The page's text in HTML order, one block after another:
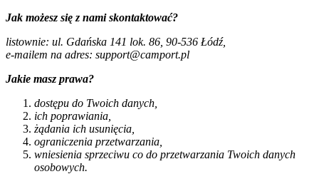
Jak możesz się z nami skontaktować?
listownie: ul. Gdańska 141 lok. 86, 90-536 Łódź,
e-mailem na adres: support@camport.pl
Jakie masz prawa?
dostępu do Twoich danych,
ich poprawiania,
żądania ich usunięcia,
ograniczenia przetwarzania,
wniesienia sprzeciwu co do przetwarzania Twoich danych
osobowych.